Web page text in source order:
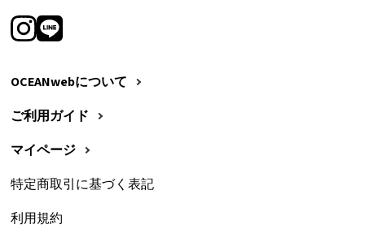
OCEANwebについて
ご利用ガイド
マイページ
特定商取引に基づく表記
利用規約